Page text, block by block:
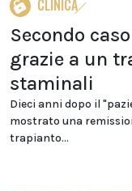
CLINICA
Secondo
grazie a un
staminali
Dieci anni dopo il
mostrato una
trapianto...